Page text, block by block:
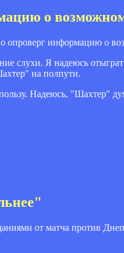
о возможном
информацию о
слухи. Я надеюсь
на полпути.
Надеюсь, "Шахтер"
от матча против